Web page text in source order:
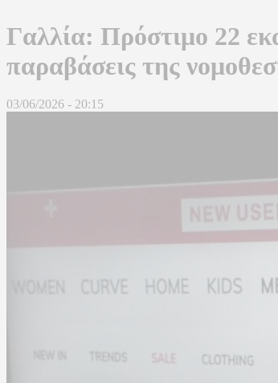
Γαλλία: Πρόστιμο 22
παραβάσεις της
03/06/2026 - 20:15